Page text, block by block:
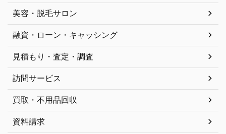
美容・脱毛サロン
融資・ローン・キャッシング
見積もり・査定・調査
訪問サービス
買取・不用品回収
資料請求